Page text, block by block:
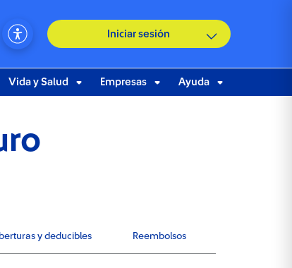
Iniciar sesión
Vida y Salud Empresas Ayuda
y deducibles Reembolsos